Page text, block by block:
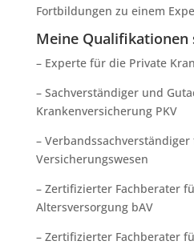
Fortbildungen zu einem
Meine Qualifikationen
– Experte für die Private
– Sachverständiger und
Krankenversicherung PKV
– Verbandssachverständiger
Versicherungswesen
– Zertifizierter Fachberater
Altersversorgung bAV
– Zertifizierter Fachberater